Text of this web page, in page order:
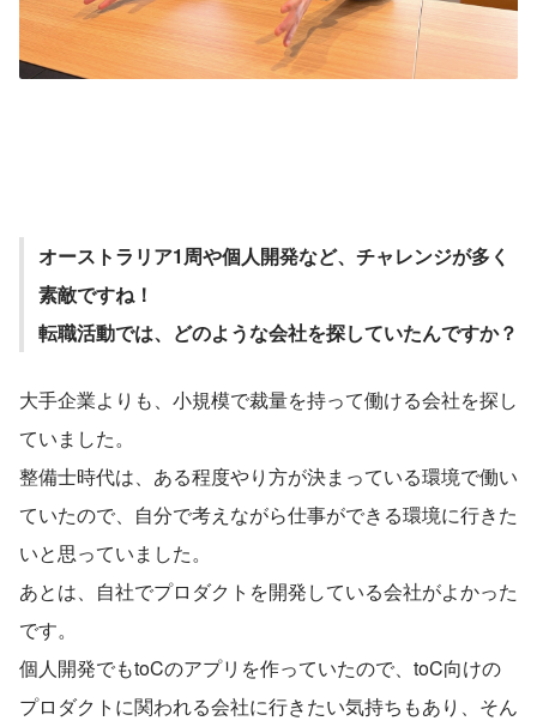
オーストラリア1周や個人開発など、チャレンジが多く
素敵ですね！
転職活動では、どのような会社を探していたんですか？
大手企業よりも、小規模で裁量を持って働ける会社を探し
ていました。
整備士時代は、ある程度やり方が決まっている環境で働い
ていたので、自分で考えながら仕事ができる環境に行きた
いと思っていました。
あとは、自社でプロダクトを開発している会社がよかった
です。
個人開発でもtoCのアプリを作っていたので、toC向けの
プロダクトに関われる会社に行きたい気持ちもあり、そん